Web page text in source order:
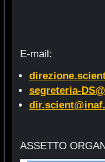
E-mail:
segreteria-
ASSETTO